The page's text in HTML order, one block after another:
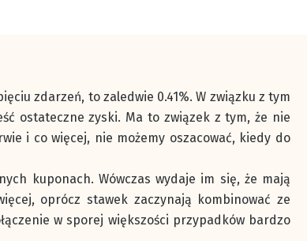
zdarzeń, to zaledwie 0.41%. W związku z tym
ostateczne zyski. Ma to związek z tym, że nie
i co więcej, nie możemy oszacować, kiedy do
kuponach. Wówczas wydaje im się, że mają
oprócz stawek zaczynają kombinować ze
w sporej większości przypadków bardzo